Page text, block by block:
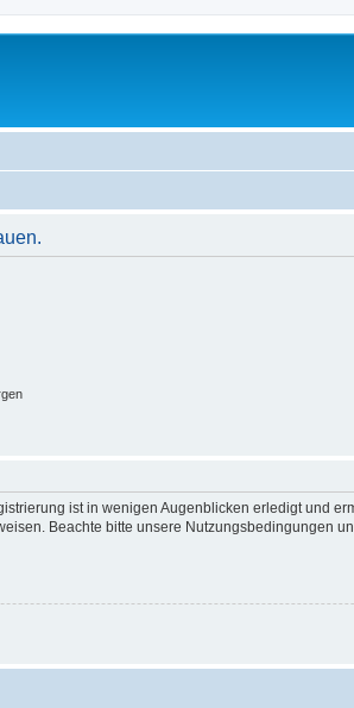
ist in wenigen Augenblicken erledigt und
Beachte bitte unsere Nutzungsbedingungen